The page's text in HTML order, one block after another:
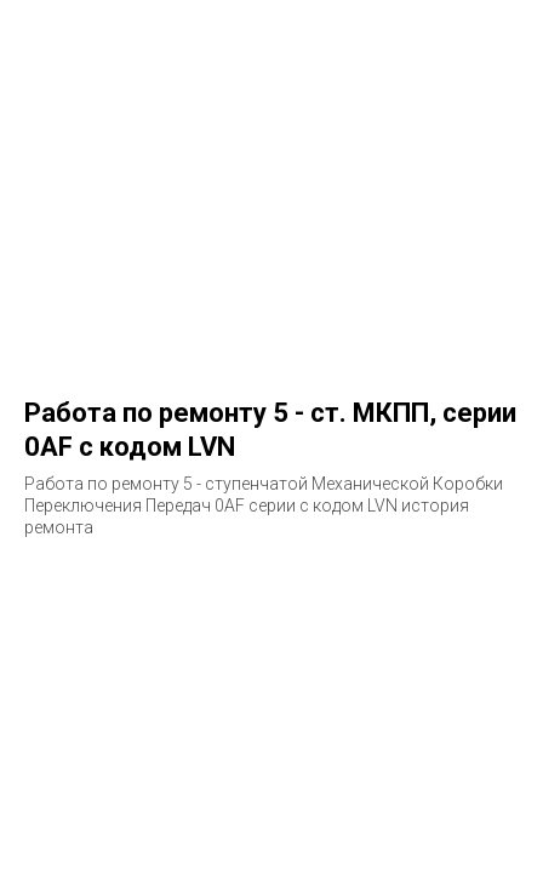
Работа по ремонту 5 - ст. МКПП, серии
0AF с кодом LVN
Работа по ремонту 5 - ступенчатой Механической Коробки
Переключения Передач 0AF серии с кодом LVN история
ремонта